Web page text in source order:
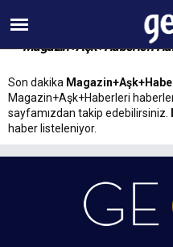
09
Magazin+Aşk+Haberleri
Son dakika
Magazin+Aşk+Haberleri
sayfamızdan takip edebilirsiniz.
haber listeleniyor.